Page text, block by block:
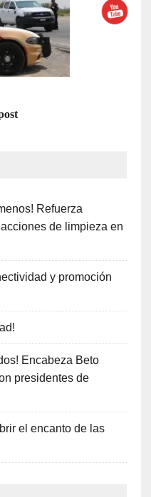
Refuerza
de limpieza en
y promoción
Encabeza Beto
presidentes de
el encanto de las